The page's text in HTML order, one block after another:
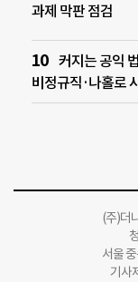
과제 막판 점검
커지는 공익
비정규직·나홀로
(주)더
서울
기사